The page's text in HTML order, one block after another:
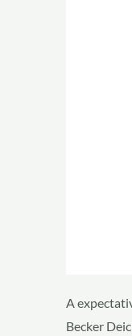
A
Becker